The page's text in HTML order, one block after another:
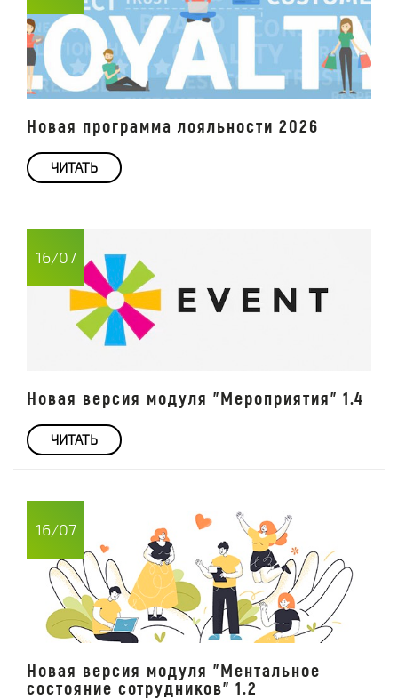
Новая программа лояльности 2026
ЧИТАТЬ
16/07
Новая версия модуля "Мероприятия" 1.4
ЧИТАТЬ
16/07
Новая версия модуля "Ментальное
состояние сотрудников" 1.2